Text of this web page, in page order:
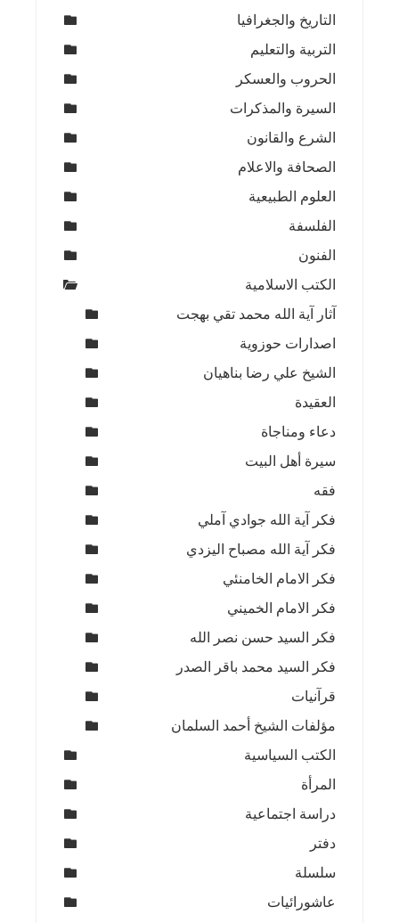
التاريخ والجغرافيا
التربية والتعليم
الحروب والعسكر
السيرة والمذكرات
الشرع والقانون
الصحافة والاعلام
العلوم الطبيعية
الفلسفة
الفنون
الكتب الاسلامية
آثار آية الله محمد تقي بهجت
اصدارات حوزوية
الشيخ علي رضا بناهيان
العقيدة
دعاء ومناجاة
سيرة أهل البيت
فقه
فكر آية الله جوادي آملي
فكر آية الله مصباح اليزدي
فكر الامام الخامنئي
فكر الامام الخميني
فكر السيد حسن نصر الله
فكر السيد محمد باقر الصدر
قرآنيات
مؤلفات الشيخ أحمد السلمان
الكتب السياسية
المرأة
دراسة اجتماعية
دفتر
سلسلة
عاشورائيات